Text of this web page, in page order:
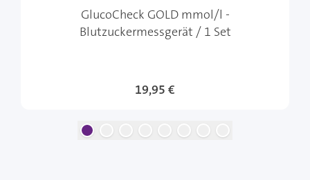
GlucoCheck GOLD mmol/l -
Blutzuckermessgerät / 1 Set
19,95 €